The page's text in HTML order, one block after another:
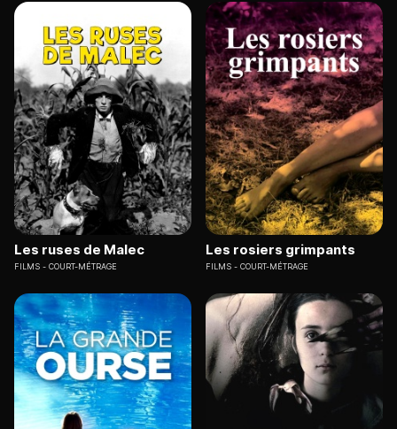
Les ruses de Malec
FILMS COURT-MÉTRAGE
Les rosiers grimpants
FILMS COURT-MÉTRAGE